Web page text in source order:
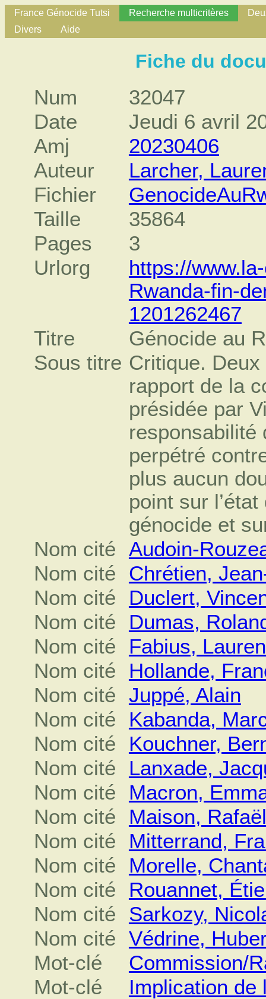
France Génocide Tutsi Recherche multicritères
Divers
Aide
Fiche du
Num
32047
Date
Jeudi 6 avril
Amj
20230406
Auteur
Larcher,
Fichier
Taille
35864
Pages
3
Urlorg
https://
Rwanda-fin-
1201262467
Titre
Génocide au
Sous titre Critique.
rapport de la
présidée par
responsabilité
perpétré
plus aucun
point sur
génocide et
Nom cité
Audoin-
Nom cité
Chrétien,
Nom cité
Duclert,
Nom cité
Dumas,
Nom cité
Fabius,
Nom cité
Hollande,
Nom cité
Juppé, Alain
Nom cité
Kabanda,
Nom cité
Kouchner,
Nom cité
Lanxade,
Nom cité
Macron,
Nom cité
Maison,
Nom cité
Mitterrand,
Nom cité
Morelle,
Nom cité
Rouannet,
Nom cité
Sarkozy,
Nom cité
Védrine,
Mot-clé
Commission/
Mot-clé
Implication de